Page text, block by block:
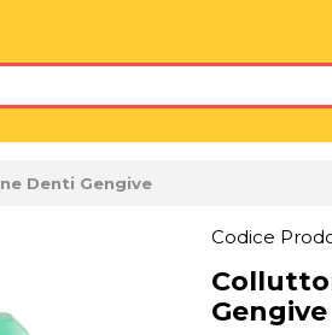
Denti Gengive
Codice
Gengive